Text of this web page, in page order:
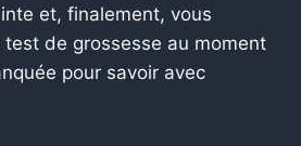
et, finalement, vous
de grossesse au moment
pour savoir avec